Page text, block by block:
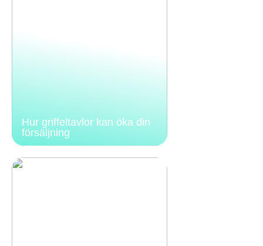
Hur griffeltavlor kan öka din
försäljning